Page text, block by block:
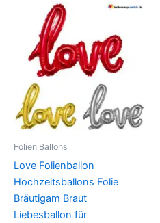
Folien Ballons
Love Folienballon
Hochzeitsballons Folie
Bräutigam Braut
Liebesballon für
Dieses
Die